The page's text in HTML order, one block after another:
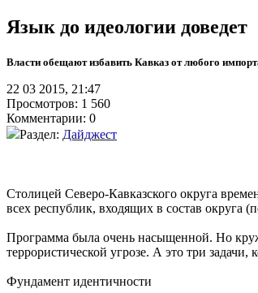
Язык до идеологии доведет
Власти обещают избавить Кавказ от любого
22 03 2015, 21:47
Просмотров: 1 560
Комментарии: 0
Раздел: Дайджест
Столицей Северо-Кавказского округа
всех республик, входящих в состав округа
Программа была очень насыщенной. Но
террористической угрозе. А это три
Фундамент идентичности